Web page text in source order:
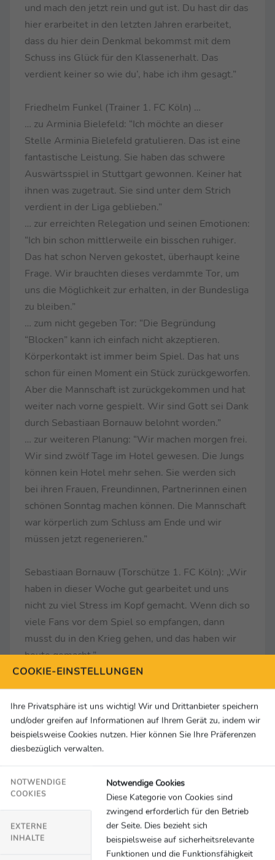
und mach den jetzt rein und gut ist. Du hast dir das
hier erarbeitet in den letzten Jahren erarbeitet,
dass du hier dein Denkmal bekommst mit dem
Schuss ins Glück für den Klassenerhalt. Das
verdient keiner so wie du’, habe ich ihm gesagt.”
Friedhelm Funkel (Trainer 1. FC Köln) …
… zu Arminia Bielefeld: “Ich möchte an dieser
Stelle Arminia Bielefeld gratulieren. Das ist eine
fantastische Leistung. Sie haben das schwere
Auswärtsspiel in Stuttgart gewonnen. Keiner hat
ihnen was zugetraut. Sie sind unter dem Strich
verdient in der Liga geblieben.”
… zur erreichten Relegation und seinen Emotionen:
“Ich bin schon mittlerweile ein bisschen ruhiger.
Das hat schon Nerven gekostet, überhaupt keine
Frage. Wir brauchten dieses verdammte Tor, um
uns die Möglichkeit zur erhalten, in der Bundesliga
zu bleiben.”
… zum nicht gegeben Tor: “Die Begründung
“Blocken” kann ich einfach nicht akzeptieren.
Körperkontakt ist immer beim Spiel. Das hat uns
schon für einen Moment ein Stück zurückgeworfen.
Aber die Mannschaft ist zurückgekommen und hat
weiter nach vorne gespielt. Wir sind Gott sei Dank
durch Sebastiaan Bornauw belohnt worden.”
… zur weiteren Planung: “Wir machen morgen frei.
Wir sind zwölf Tage im Hotel gewesen. Die Jungs
können kein Hotel mehr sehen. Sie werden sich
bei ihren Frauen, Freundinnen, Partnerinnen einen
schönen Sonntag machen können. Die Mannschaft
war körperlich zum Schluss am Ende und wir
müssen jetzt regenerieren.”
Sebastiaan Bornauw (Torschütze 1. FC Köln): „Wir
haben in dieser Woche gut gearbeitet und uns
nicht zu viel Stress im Kopf gemacht. Wenn dich so
viele Fans vor dem Spiel so empfangen, dann
musst du in den Krieg gehen, und das haben wir
heute gemacht.”
Timo Horn (Torhüter 1. FC Köln): „Es ist eine
Achterbahnfahrt der Gefühle gewesen. In der
ersten Halbzeit war es noch ein Abtasten. Wir
hatten zwei Halbchancen, die Fährmann gut hält. In
der zweiten Halbzeit hätten wir das Spiel
unheimlich viele Chancen und sind am Ende
unheimlich viel Risiko gegangen und dafür belohnt
worden.”
Jonas Hector (1. FC Köln): „Ich weiß nicht genau,
COOKIE-EINSTELLUNGEN
Ihre Privatsphäre ist uns wichtig! Wir und Drittanbieter speichern
und/oder greifen auf Informationen auf Ihrem Gerät zu, indem wir
beispielsweise Cookies nutzen. Hier können Sie Ihre Präferenzen
diesbezüglich verwalten.
NOTWENDIGE
COOKIES
EXTERNE
INHALTE
Notwendige Cookies
Diese Kategorie von Cookies sind
zwingend erforderlich für den Betrieb
der Seite. Dies bezieht sich
beispielsweise auf sicherheitsrelevante
Funktionen und die Funktionsfähigkeit